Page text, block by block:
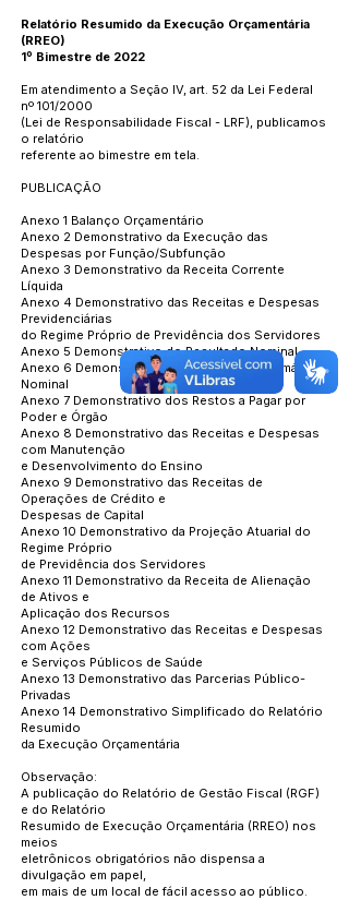
Relatório Resumido da Execução Orçamentária
(RREO)
1º Bimestre de 2022
Em atendimento a Seção IV, art. 52 da Lei Federal
nº 101/2000
(Lei de Responsabilidade Fiscal - LRF), publicamos
o relatório
referente ao bimestre em tela.
PUBLICAÇÃO
Anexo 1 Balanço Orçamentário
Anexo 2 Demonstrativo da Execução das
Despesas por Função/Subfunção
Anexo 3 Demonstrativo da Receita Corrente
Líquida
Anexo 4 Demonstrativo das Receitas e Despesas
Previdenciárias
do Regime Próprio de Previdência dos Servidores
Anexo 5 Demonstrativo do Resultado Nominal
Anexo 6 Demonstrativo dos Resultados Primário e
Nominal
Anexo 7 Demonstrativo dos Restos a Pagar por
Poder e Órgão
Anexo 8 Demonstrativo das Receitas e Despesas
com Manutenção
e Desenvolvimento do Ensino
Anexo 9 Demonstrativo das Receitas de
Operações de Crédito e
Despesas de Capital
Anexo 10 Demonstrativo da Projeção Atuarial do
Regime Próprio
de Previdência dos Servidores
Anexo 11 Demonstrativo da Receita de Alienação
de Ativos e
Aplicação dos Recursos
Anexo 12 Demonstrativo das Receitas e Despesas
com Ações
e Serviços Públicos de Saúde
Anexo 13 Demonstrativo das Parcerias Público-
Privadas
Anexo 14 Demonstrativo Simplificado do Relatório
Resumido
da Execução Orçamentária
Observação:
A publicação do Relatório de Gestão Fiscal (RGF)
e do Relatório
Resumido de Execução Orçamentária (RREO) nos
meios
eletrônicos obrigatórios não dispensa a
divulgação em papel,
em mais de um local de fácil acesso ao público.